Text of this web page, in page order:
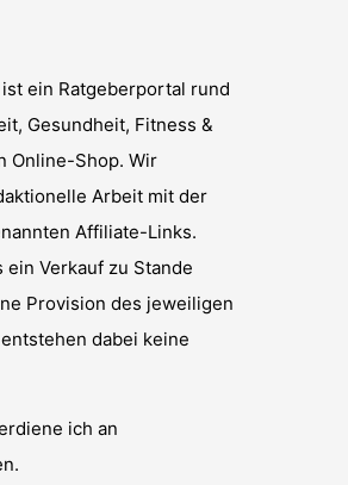
ein Ratgeberportal rund
Gesundheit, Fitness &
Online-Shop. Wir
Arbeit mit der
Affiliate-Links.
Verkauf zu Stande
Provision des jeweiligen
dabei keine
ich an